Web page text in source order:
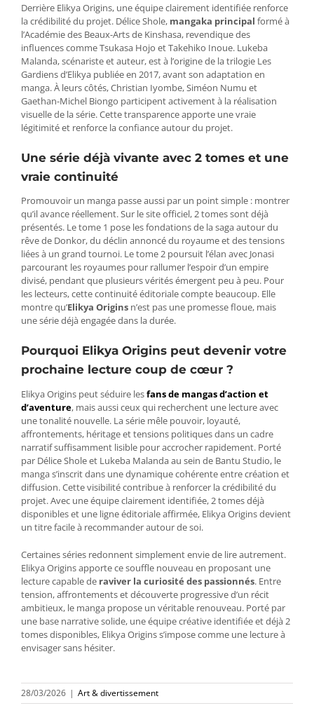
Derrière Elikya Origins, une équipe clairement identifiée renforce
la crédibilité du projet. Délice Shole, mangaka principal formé à
l’Académie des Beaux-Arts de Kinshasa, revendique des
influences comme Tsukasa Hojo et Takehiko Inoue. Lukeba
Malanda, scénariste et auteur, est à l’origine de la trilogie Les
Gardiens d’Elikya publiée en 2017, avant son adaptation en
manga. À leurs côtés, Christian Iyombe, Siméon Numu et
Gaethan-Michel Biongo participent activement à la réalisation
visuelle de la série. Cette transparence apporte une vraie
légitimité et renforce la confiance autour du projet.
Une série déjà vivante avec 2 tomes et une
vraie continuité
Promouvoir un manga passe aussi par un point simple : montrer
qu’il avance réellement. Sur le site officiel, 2 tomes sont déjà
présentés. Le tome 1 pose les fondations de la saga autour du
rêve de Donkor, du déclin annoncé du royaume et des tensions
liées à un grand tournoi. Le tome 2 poursuit l’élan avec Jonasi
parcourant les royaumes pour rallumer l’espoir d’un empire
divisé, pendant que plusieurs vérités émergent peu à peu. Pour
les lecteurs, cette continuité éditoriale compte beaucoup. Elle
montre qu’Elikya Origins n’est pas une promesse floue, mais
une série déjà engagée dans la durée.
Pourquoi Elikya Origins peut devenir votre
prochaine lecture coup de cœur ?
Elikya Origins peut séduire lesfans de mangas d’action et
d’aventure, mais aussi ceux qui recherchent une lecture avec
une tonalité nouvelle. La série mêle pouvoir, loyauté,
affrontements, héritage et tensions politiques dans un cadre
narratif suffisamment lisible pour accrocher rapidement. Porté
par Délice Shole et Lukeba Malanda au sein de Bantu Studio, le
manga s’inscrit dans une dynamique cohérente entre création et
diffusion. Cette visibilité contribue à renforcer la crédibilité du
projet. Avec une équipe clairement identifiée, 2 tomes déjà
disponibles et une ligne éditoriale affirmée, Elikya Origins devient
un titre facile à recommander autour de soi.
Certaines séries redonnent simplement envie de lire autrement.
Elikya Origins apporte ce souffle nouveau en proposant une
lecture capable de raviver la curiosité des passionnés. Entre
tension, affrontements et découverte progressive d’un récit
ambitieux, le manga propose un véritable renouveau. Porté par
une base narrative solide, une équipe créative identifiée et déjà 2
tomes disponibles, Elikya Origins s’impose comme une lecture à
envisager sans hésiter.
28/03/2026 | Art & divertissement